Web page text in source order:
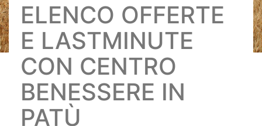
ELENCO OFFERTE
E LASTMINUTE
CON CENTRO
BENESSERE IN
PATÙ